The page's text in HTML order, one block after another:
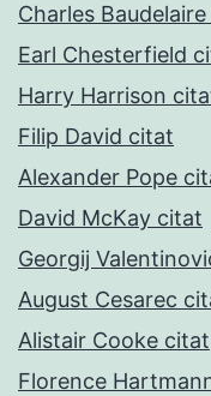
Charles
Earl Chesterfield
Harry Harrison
Filip David citat
Alexander Pope
David McKay citat
Georgij
August Cesarec
Alistair Cooke citat
Florence